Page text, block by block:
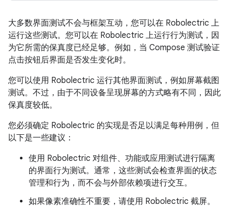
大多数界面测试不会与框架互动，您可以在 Robolectric 上
运行这些测试。您可以在 Robolectric 上运行行为测试，因
为它所需的保真度已经足够。例如，当 Compose 测试验证
点击按钮后界面是否发生变化时。
您可以使用 Robolectric 运行其他界面测试，例如屏幕截图
测试。不过，由于不同设备呈现屏幕的方式略有不同，因此
保真度较低。
您必须确定 Robolectric 的实现是否足以满足每种用例，但
以下是一些建议：
使用 Robolectric 对组件、功能或应用测试进行隔离
的界面行为测试。通常，这些测试会检查界面的状态
管理和行为，而不会与外部依赖项进行交互。
如果像素准确性不重要，请使用 Robolectric 截屏。